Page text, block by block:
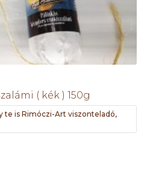
( kék ) 150g
te is Rimóczi-Art viszonteladó,